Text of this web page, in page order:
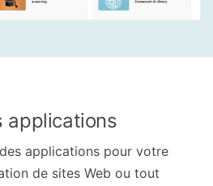
applications
applications pour votre
de sites Web ou tout